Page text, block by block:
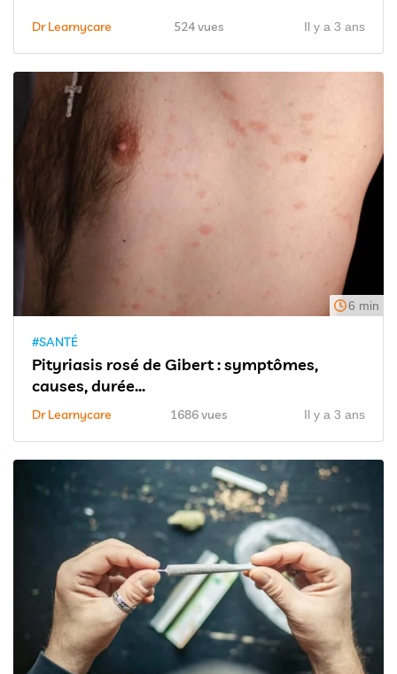
Dr Learnycare 524 vues Il y a 3 ans
6 min
#SANTÉ
Pityriasis rosé de Gibert : symptômes,
causes, durée...
Dr Learnycare 1686 vues Il y a 3 ans